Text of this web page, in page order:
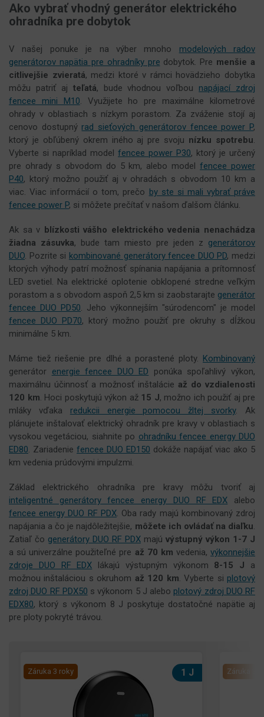
Ako vybrať vhodný generátor elektrického
ohradníka pre dobytok
V našej ponuke je na výber mnoho modelových radov
generátorov napätia pre ohradníky pre dobytok. Pre menšie a
citlivejšie zvieratá, medzi ktoré v rámci hovädzieho dobytka
môžu patriť aj teľatá, bude vhodnou voľbou napájací zdroj
fencee mini M10. Využijete ho pre maximálne kilometrové
ohrady v oblastiach s nízkym porastom. Za zváženie stojí aj
cenovo dostupný rad sieťových generátorov fencee power P,
ktorý je obľúbený okrem iného aj pre svoju nízku spotrebu.
Vyberte si napríklad model fencee power P30, ktorý je určený
pre ohrady s obvodom do 5 km, alebo modelfencee power
P40, ktorý možno použiť aj v ohradách s obvodom 10 km a
viac. Viac informácií o tom, prečo by ste si mali vybrať práve
fencee power P, si môžete prečítať v našom ďalšom článku.
Ak sa v blízkosti vášho elektrického vedenia nenachádza
žiadna zásuvka, bude tam miesto pre jeden z generátorov
DUO. Pozrite si kombinované generátory fencee DUO PD, medzi
ktorých výhody patrí možnosť spínania napájania a prítomnosť
LED svetiel. Na elektrické oplotenie obklopené stredne veľkým
porastom a s obvodom aspoň 2,5 km si zaobstarajte generátor
fencee DUO PD50. Jeho výkonnejším "súrodencom" je model
fencee DUO PD70, ktorý možno použiť pre okruhy s dĺžkou
minimálne 5 km.
Máme tiež riešenie pre dlhé a porastené ploty. Kombinovaný
generátor energie fencee DUO ED ponúka spoľahlivý výkon,
maximálnu účinnosť a možnosť inštalácie až do vzdialenosti
120 km. Hoci poskytujú výkon až 15 J, možno ich použiť aj pre
mláky vďaka redukcii energie pomocou žltej svorky. Ak
plánujete inštalovať elektrický ohradník pre kravy v oblastiach s
vysokou vegetáciou, siahnite po ohradníku fencee energy DUO
ED80. Zariadenie fencee DUO ED150 dokáže napájať viac ako 5
km vedenia prúdovými impulzmi.
Základ elektrického ohradníka pre kravy môžu tvoriť aj
inteligentné generátory fencee energy DUO RF EDX alebo
fencee energy DUO RF PDX. Oba rady majú kombinovaný zdroj
napájania a čo je najdôležitejšie, môžete ich ovládať na diaľku.
Zatiaľ čo generátory DUO RF PDX majú výstupný výkon 1-7 J
a sú univerzálne použiteľné pre až 70 km vedenia,výkonnejšie
zdroje DUO RF EDX lákajú výstupným výkonom 8-15 J a
možnou inštaláciou s okruhom až 120 km. Vyberte si plotový
zdroj DUO RF PDX50 s výkonom 5 J alebo plotový zdroj DUO RF
EDX80, ktorý s výkonom 8 J poskytuje dostatočné napätie aj
pre ploty pokryté trávou.
Záruka 3 roky 1 J Záruka 3